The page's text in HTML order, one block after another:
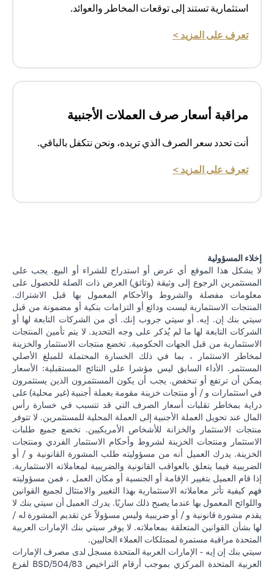
استثمارية تستند إلى توقعات المخاطر والعوائد.
تعرف على المزيد >
مراقبة أسعار صرف العملات الأجنبية
أنت تحدد سعر الصرف الذي تريده، ونحن نتكفل بالباقي.
تعرف على المزيد >
إخلاء المسؤولية
لا يشكل هذا الموقع أي عرض أو استدراج للشراء أو البيع. يجب على
المستثمرين الرجوع إلى وثيقة (وثائق) العرض ذات الصلة للحصول على
معلومات مفصلة والشروط والأحكام المعمول بها قبل الاشتراك.
المنتجات الاستثمارية ليست ودائع أو التزامات بنكية أو مضمونة من قبل
سيتي بنك إن. إيه. أو سيتي جروب إنك. أي من الشركات التابعة لها أو
الشركات التابعة لها ما لم يُذكر على وجه التحديد. لا يتم تأمين المنتجات
الاستثمارية من قبل الجهات الحكومية. تخضع منتجات الاستثمار والخزينة
لمخاطر الاستثمار ، بما في ذلك الخسارة المحتملة للمبلغ الأصلي
المستثمر. الأداء السابق ليس مؤشرا على النتائج المستقبلية: الأسعار
يمكن أن ترتفع أو تنخفض. يجب أن يكون المستثمرون الذين يستثمرون
في استثمارات و / أو منتجات خزينة مقومة بعملة أجنبية (غير محلية) على
دراية بمخاطر تقلبات أسعار الصرف التي قد تتسبب في خسارة رأس
المال عند تحويل العملة الأجنبية إلى العملة المحلية للمستثمرين. لا تتوفر
منتجات الاستثمار والخزانة للأشخاص الأمريكيين. تخضع جميع طلبات
الاستثمار ومنتجات الخزينة لشروط وأحكام الاستثمار الفردي ومنتجات
الخزينة. يدرك العميل أنه من مسؤوليته طلب المشورة القانونية و / أو
الضريبية فيما يتعلق بالعواقب القانونية والضريبية لمعاملاته الاستثمارية.
إذا قام العميل بتغيير الإقامة أو الجنسية أو مكان العمل ، فمن مسؤوليته
فهم كيفية تأثر معاملاته الاستثمارية بهذا التغيير والامتثال لجميع القوانين
واللوائح المعمول بها عندما يصبح ذلك ساريًا. يدرك العميل أن سيتي بنك لا
يقدم مشورة قانونية و / أو ضريبية وليس مسؤولاً عن تقديم المشورة له /
لها بشأن القوانين المتعلقة بمعاملاته. لا يوفر سيتي بنك الإمارات العربية
المتحدة مراقبة مستمرة لممتلكات العملاء الحاليين.
سيتي بنك إن إيه - الإمارات العربية المتحدة مسجل لدى مصرف الإمارات
العربية المتحدة المركزي بموجب أرقام التراخيص BSD/504/83 لفرع